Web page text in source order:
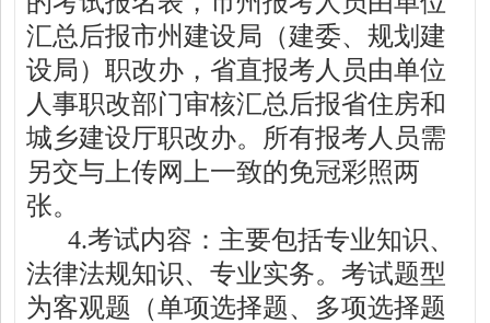
汇总后报市州建设局（建委、规划建
设局）职改办，省直报考人员由单位
人事职改部门审核汇总后报省住房和
城乡建设厅职改办。所有报考人员需
另交与上传网上一致的免冠彩照两
张。
4.考试内容：主要包括专业知识、
法律法规知识、专业实务。考试题型
为客观题（单项选择题、多项选择题